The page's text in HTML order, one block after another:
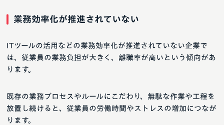
業務効率化が推進されていない
ITツールの活用などの業務効率化が推進されていない企業で
は、従業員の業務負担が大きく、離職率が高いという傾向があ
ります。
既存の業務プロセスやルールにこだわり、無駄な作業や工程を
放置し続けると、従業員の労働時間やストレスの増加につなが
ります。